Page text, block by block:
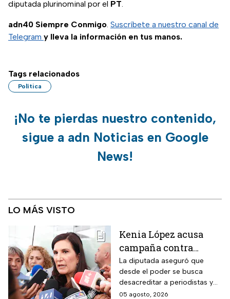
diputada plurinominal por el PT.
adn40 Siempre Conmigo. Suscríbete a nuestro canal de
Telegram y lleva la información en tus manos.
Tags relacionados
Política
¡No te pierdas nuestro contenido,
sigue a adn Noticias en Google
News!
LO MÁS VISTO
Kenia López acusa
campaña contra
periodistas y lanza
advertencia por la
libertad de expresión
La diputada aseguró que
desde el poder se busca
desacreditar a periodistas y
medios de comunicación.
05 agosto, 2026